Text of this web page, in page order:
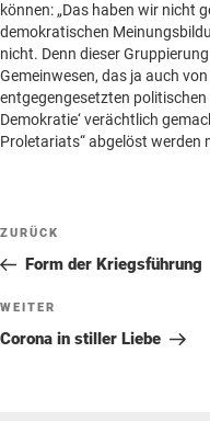
können: „Das haben wir nicht
demokratischen
nicht. Denn dieser
Gemeinwesen, das ja auch
entgegengesetzten politischen
Demokratie‘ verächtlich
Proletariats“ abgelöst werden
Beitragsnavigation
Vorheriger
Beitrag
ZURÜCK
Form der Kriegsführung
Nächster
Beitrag
WEITER
Corona in stiller Liebe